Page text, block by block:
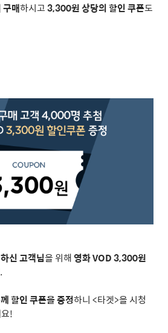
구매하시고3,300원 상당의 할인 쿠폰도
신 고객님을 위해영화VOD 3,300원
.
할인 쿠폰을 증정하니 <타겟>을 시청
!